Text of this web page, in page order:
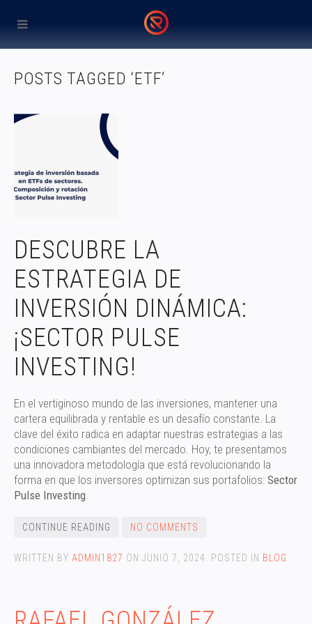
POSTS TAGGED ‘ETF’
DESCUBRE LA
ESTRATEGIA DE
INVERSIÓN DINÁMICA:
¡SECTOR PULSE
INVESTING!
En el vertiginoso mundo de las inversiones, mantener una
cartera equilibrada y rentable es un desafío constante. La
clave del éxito radica en adaptar nuestras estrategias a las
condiciones cambiantes del mercado. Hoy, te presentamos
una innovadora metodología que está revolucionando la
forma en que los inversores optimizan sus portafolios: Sector
Pulse Investing.
CONTINUE READING NO COMMENTS
WRITTEN BY ADMIN1827 ON JUNIO 7, 2024 . POSTED IN BLOG